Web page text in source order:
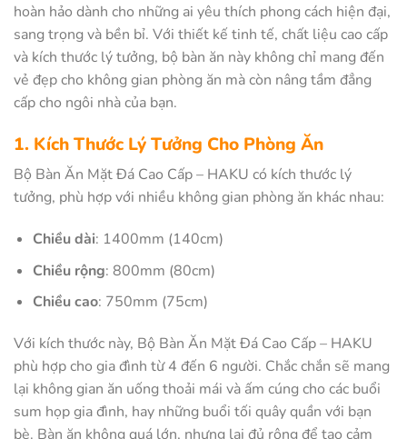
hoàn hảo dành cho những ai yêu thích phong cách hiện đại,
sang trọng và bền bỉ. Với thiết kế tinh tế, chất liệu cao cấp
và kích thước lý tưởng, bộ bàn ăn này không chỉ mang đến
vẻ đẹp cho không gian phòng ăn mà còn nâng tầm đẳng
cấp cho ngôi nhà của bạn.
1. Kích Thước Lý Tưởng Cho Phòng Ăn
Bộ Bàn Ăn Mặt Đá Cao Cấp – HAKU có kích thước lý
tưởng, phù hợp với nhiều không gian phòng ăn khác nhau:
Chiều dài: 1400mm (140cm)
Chiều rộng: 800mm (80cm)
Chiều cao: 750mm (75cm)
Với kích thước này, Bộ Bàn Ăn Mặt Đá Cao Cấp – HAKU
phù hợp cho gia đình từ 4 đến 6 người. Chắc chắn sẽ mang
lại không gian ăn uống thoải mái và ấm cúng cho các buổi
sum họp gia đình, hay những buổi tối quây quần với bạn
bè. Bàn ăn không quá lớn, nhưng lại đủ rộng để tạo cảm